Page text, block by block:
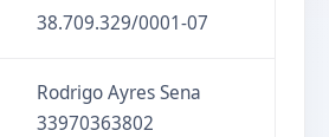
38.709.329/0001-07
Rodrigo Ayres Sena
33970363802